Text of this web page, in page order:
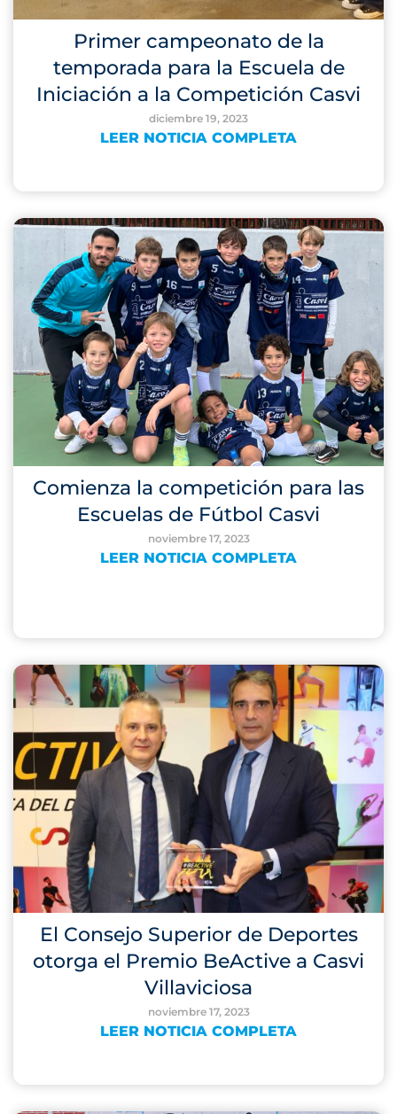
Primer campeonato de la
temporada para la Escuela de
Iniciación a la Competición Casvi
diciembre 19, 2023
LEER NOTICIA COMPLETA
Comienza la competición para las
Escuelas de Fútbol Casvi
noviembre 17, 2023
LEER NOTICIA COMPLETA
El Consejo Superior de Deportes
otorga el Premio BeActive a Casvi
Villaviciosa
noviembre 17, 2023
LEER NOTICIA COMPLETA